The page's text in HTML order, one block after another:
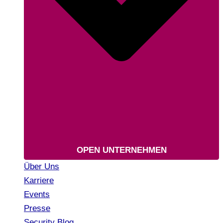
OPEN UNTERNEHMEN
Über Uns
Karriere
Events
Presse